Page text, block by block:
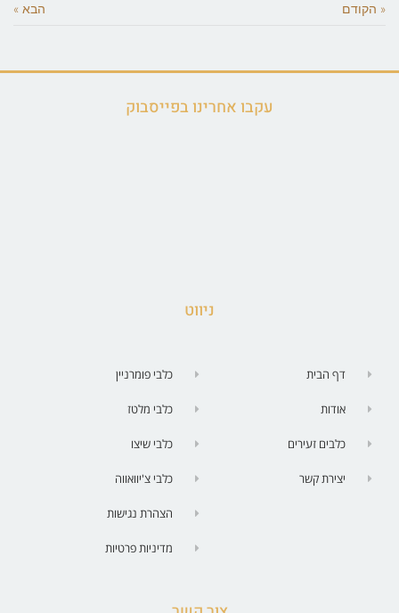
« הקודם הבא »
עקבו אחרינו בפייסבוק
ניווט
דף הבית
אודות
כלבים זעירים
יצירת קשר
כלבי פומרניין
כלבי מלטז
כלבי שיצו
כלבי צ'יוואווה
הצהרת נגישות
מדיניות פרטיות